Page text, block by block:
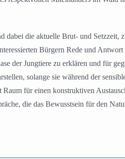
dabei die aktuelle Brut- und Setzzeit,
Bürgern Rede und Antwort
der Jungtiere zu erklären und für
solange sie während der
für einen konstruktiven
die das Bewusstsein für den